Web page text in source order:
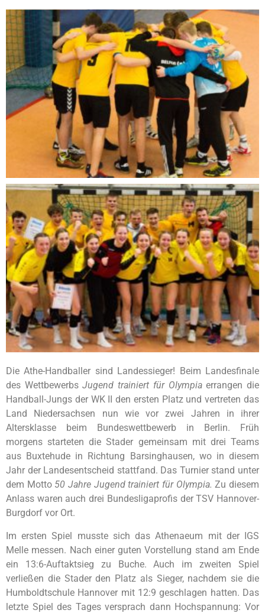
Die Athe-Handballer sind Landessieger! Beim Landesfinale
des WettbewerbsJugend trainiert für Olympiaerrangen die
Handball-Jungs der WK II den ersten Platz und vertreten das
Land Niedersachsen nun wie vor zwei Jahren in ihrer
Altersklasse beim Bundeswettbewerb in Berlin. Früh
morgens starteten die Stader gemeinsam mit drei Teams
aus Buxtehude in Richtung Barsinghausen, wo in diesem
Jahr der Landesentscheid stattfand. Das Turnier stand unter
dem Motto 50 Jahre Jugend trainiert für Olympia. Zu diesem
Anlass waren auch drei Bundesligaprofis der TSV Hannover-
Burgdorf vor Ort.
Im ersten Spiel musste sich das Athenaeum mit der IGS
Melle messen. Nach einer guten Vorstellung stand am Ende
ein 13:6-Auftaktsieg zu Buche. Auch im zweiten Spiel
verließen die Stader den Platz als Sieger, nachdem sie die
Humboldtschule Hannover mit 12:9 geschlagen hatten. Das
letzte Spiel des Tages versprach dann Hochspannung: Vor